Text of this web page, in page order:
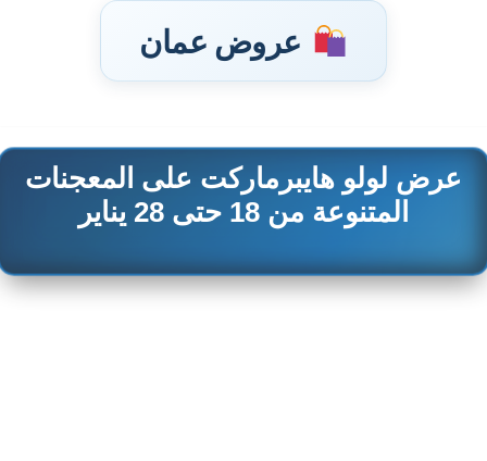
عروض عمان
تخطى
عرض لولو هايبرماركت على المعجنات
المتنوعة من 18 حتى 28 يناير